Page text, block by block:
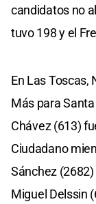
candidatos no
tuvo 198 y el
En Las Toscas,
Más para
Chávez (613)
Ciudadano
Sánchez
Miguel Delssin